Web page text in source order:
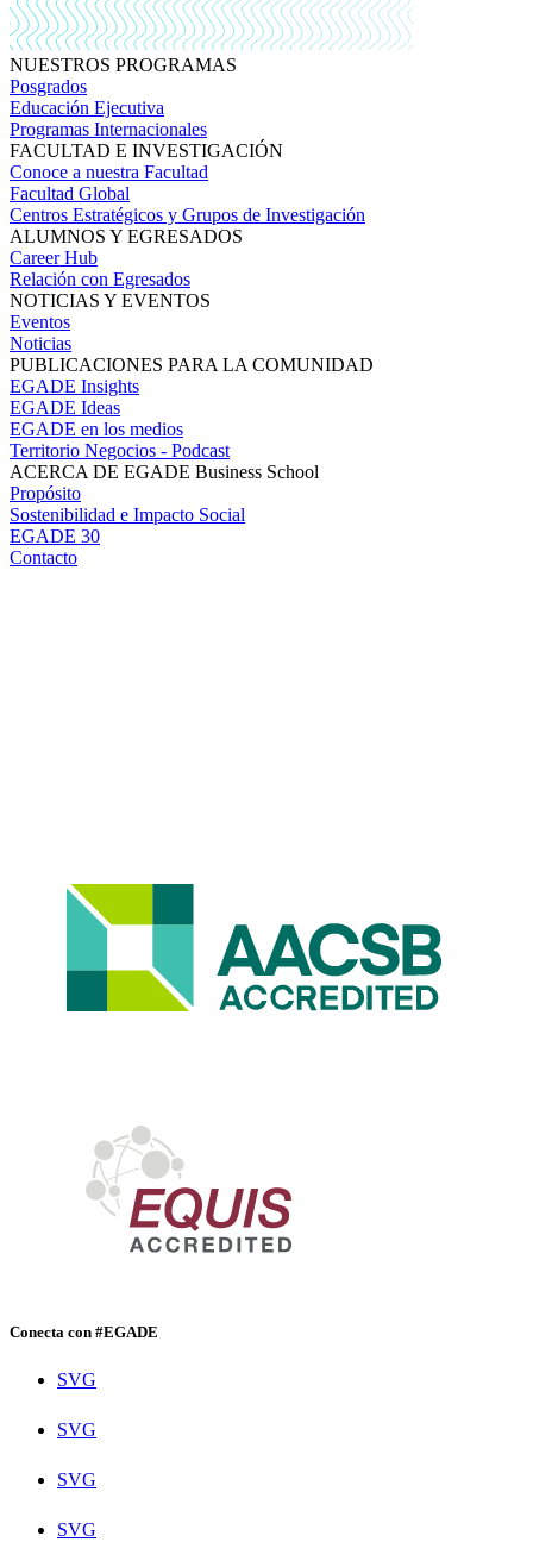
NUESTROS PROGRAMAS
Posgrados
Educación Ejecutiva
Programas Internacionales
FACULTAD E INVESTIGACIÓN
Conoce a nuestra Facultad
Facultad Global
Centros Estratégicos y Grupos de Investigación
ALUMNOS Y EGRESADOS
Career Hub
Relación con Egresados
NOTICIAS Y EVENTOS
Eventos
Noticias
PUBLICACIONES PARA LA COMUNIDAD
EGADE Insights
EGADE Ideas
EGADE en los medios
Territorio Negocios - Podcast
ACERCA DE EGADE Business School
Propósito
Sostenibilidad e Impacto Social
EGADE 30
Contacto
Conecta con #EGADE
SVG
SVG
SVG
SVG